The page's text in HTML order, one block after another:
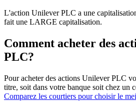
L'action Unilever PLC a une
fait une LARGE capitalisation.
Comment acheter des
PLC?
Pour acheter des actions Unilever PLC
titre, soit dans votre banque soit chez un
Comparez les courtiers pour choisir le